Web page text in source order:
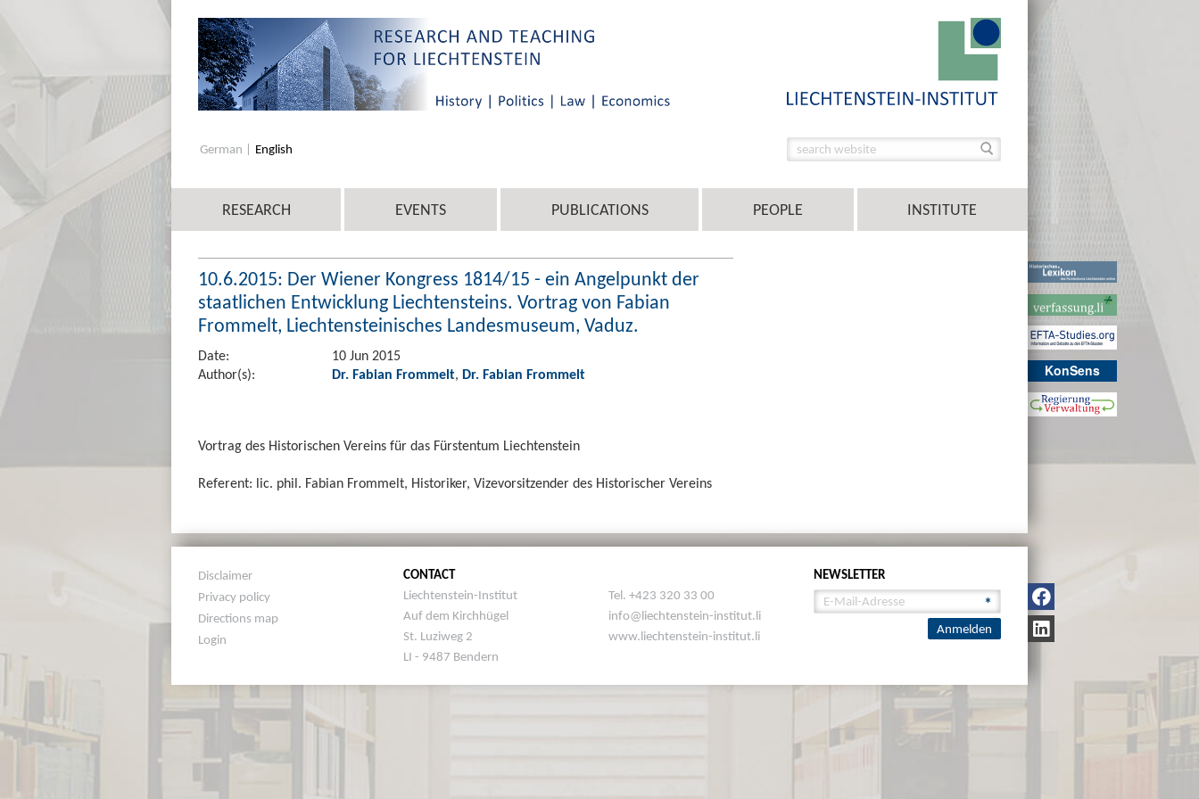
KonSens
German English
RESEARCH EVENTS PUBLICATIONS PEOPLE INSTITUTE
10.6.2015: Der Wiener Kongress 1814/15 - ein Angelpunkt der
staatlichen Entwicklung Liechtensteins. Vortrag von Fabian
Frommelt, Liechtensteinisches Landesmuseum, Vaduz.
Date:
10 Jun 2015
Author(s):
Dr. Fabian Frommelt, Dr. Fabian Frommelt
Vortrag des Historischen Vereins für das Fürstentum Liechtenstein
Referent: lic. phil. Fabian Frommelt, Historiker, Vizevorsitzender des Historischer Vereins
Disclaimer
Privacy policy
Directions map
Login
CONTACT
Liechtenstein-Institut
Auf dem Kirchhügel
St. Luziweg 2
LI - 9487 Bendern
Tel. +423 320 33 00
info@liechtenstein-institut.li
www.liechtenstein-institut.li
NEWSLETTER